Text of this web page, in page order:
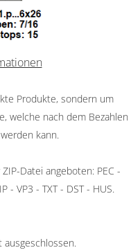
Produkte, sondern um
welche nach dem Bezahlen
kann.
Datei angeboten: PEC -
- VP3 - TXT - DST - HUS.
ausgeschlossen.